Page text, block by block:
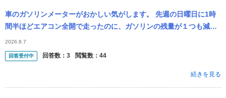
車のガソリンメーターがおかしい気がします。 先週の日曜日に1時
間半ほどエアコン全開で走ったのに、ガソリンの残量が１つも減り
ませんでした。(満タンから２つ減った状態) その翌日、30分ほどの
通勤で...
2026.8.7
回答受付中 回答数： 3 閲覧数： 44
続きを見る